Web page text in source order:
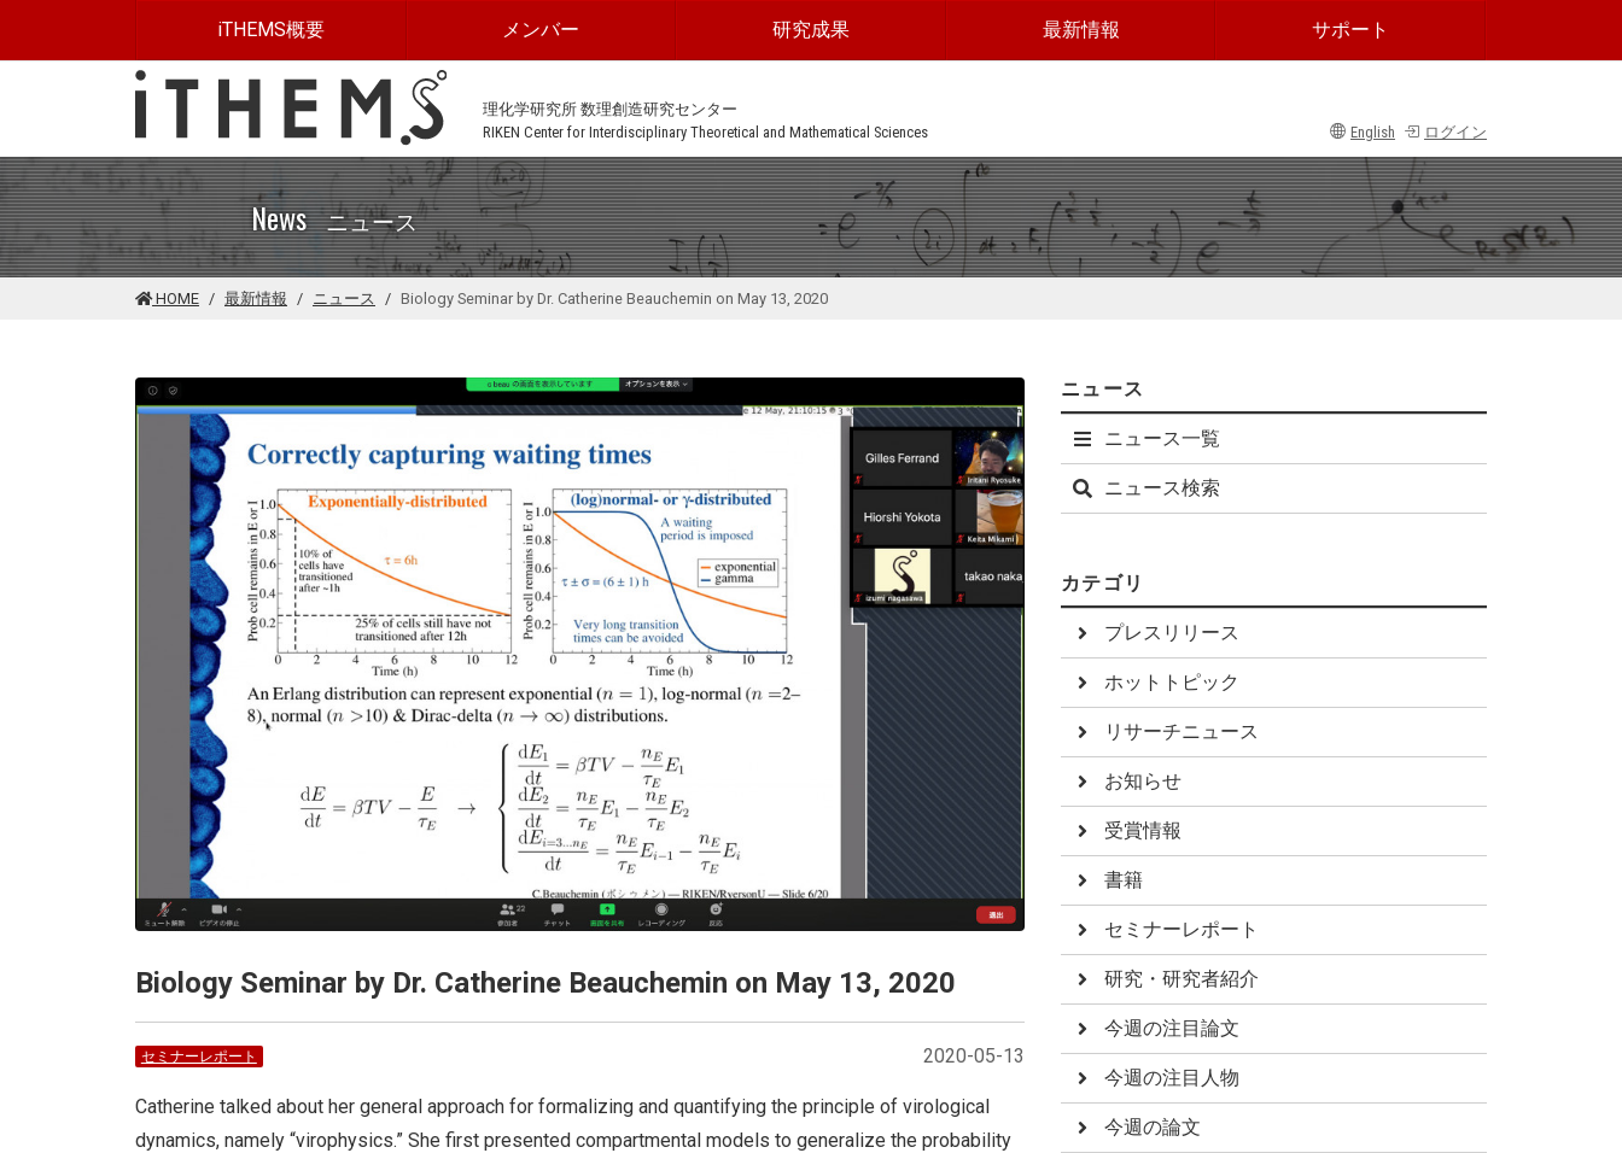
iTHEMS概要 メンバー 研究成果 最新情報 サポート
理化学研究所 数理創造研究センター
RIKEN Center for Interdisciplinary Theoretical and Mathematical Sciences
English ログイン
News ニュース
HOME 最新情報 ニュース Biology Seminar by Dr. Catherine Beauchemin on May 13, 2020
Biology Seminar by Dr. Catherine Beauchemin on May 13, 2020
2020-05-13
セミナーレポート
Catherine talked about her general approach for formalizing and quantifying the principle of virological
dynamics, namely “virophysics.” She first presented compartmental models to generalize the probability
ニュース
ニュース一覧
ニュース検索
カテゴリ
プレスリリース
ホットトピック
リサーチニュース
お知らせ
受賞情報
書籍
セミナーレポート
研究・研究者紹介
今週の注目論文
今週の注目人物
今週の論文